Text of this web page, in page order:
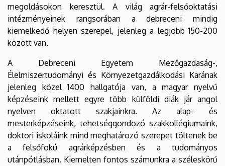
megoldásokon keresztül. A világ agrár-felsőoktatási
intézményeinek rangsorában a debreceni mindig
kiemelkedő helyen szerepel, jelenleg a legjobb 150-200
között van.
A Debreceni Egyetem Mezőgazdaság-,
Élelmiszertudományi és Környezetgazdálkodási Karának
jelenleg közel 1400 hallgatója van, a magyar nyelvű
képzéseink mellett egyre több külföldi diák jár angol
nyelven oktatott szakjainkra. Az alap- és
mesterképzéseink, tehetséggondozó szakkollégiumaink,
doktori iskoláink mind meghatározó szerepet töltenek be
a felsőfokú agrárképzésben és a tudományos
utánpótlásban. Kiemelten fontos számunkra a széleskörű